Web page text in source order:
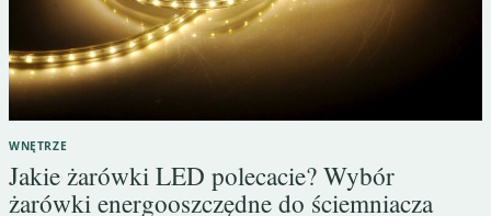
WNĘTRZE
Jakie żarówki LED polecacie? Wybór
żarówki energooszczędne do ściemniacza